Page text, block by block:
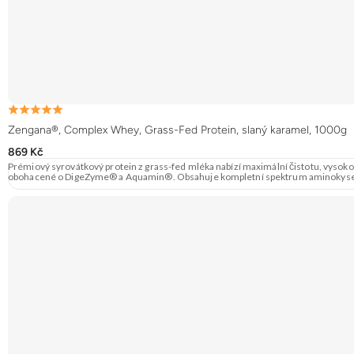
Zengana®, Complex Whey, Grass-Fed Protein, slaný karamel, 1000g
869 Kč
Prémiový syrovátkový protein z grass-fed mléka nabízí maximální čistotu,
obohacené o DigeZyme® a Aquamin®. Obsahuje kompletní spektrum